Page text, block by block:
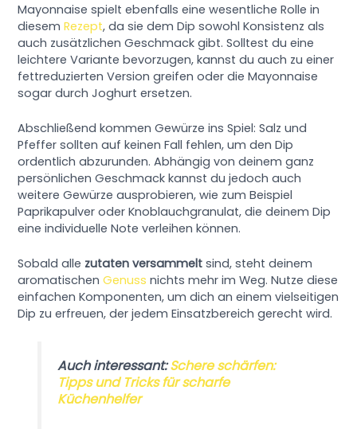
Mayonnaise spielt ebenfalls eine wesentliche Rolle in
diesemRezept, da sie dem Dip sowohl Konsistenz als
auch zusätzlichen Geschmack gibt. Solltest du eine
leichtere Variante bevorzugen, kannst du auch zu einer
fettreduzierten Version greifen oder die Mayonnaise
sogar durch Joghurt ersetzen.
Abschließend kommen Gewürze ins Spiel: Salz und
Pfeffer sollten auf keinen Fall fehlen, um den Dip
ordentlich abzurunden. Abhängig von deinem ganz
persönlichen Geschmack kannst du jedoch auch
weitere Gewürze ausprobieren, wie zum Beispiel
Paprikapulver oder Knoblauchgranulat, die deinem Dip
eine individuelle Note verleihen können.
Sobald alle zutaten versammelt sind, steht deinem
aromatischenGenuss nichts mehr im Weg. Nutze diese
einfachen Komponenten, um dich an einem vielseitigen
Dip zu erfreuen, der jedem Einsatzbereich gerecht wird.
Auch interessant:Schere schärfen:
Tipps und Tricks für scharfe
Küchenhelfer